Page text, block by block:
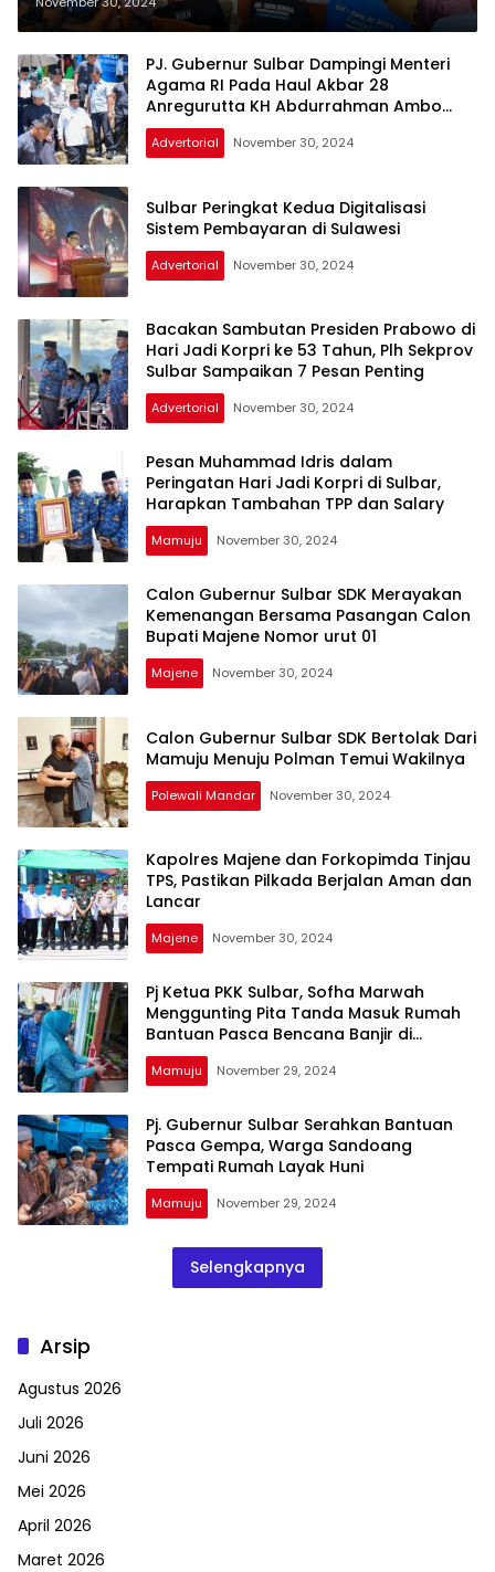
PJ. Gubernur Sulbar Dampingi Menteri
Agama RI Pada Haul Akbar 28
Anregurutta KH Abdurrahman Ambo
Dalle
Advertorial November 30, 2024
Sulbar Peringkat Kedua Digitalisasi
Sistem Pembayaran di Sulawesi
Advertorial November 30, 2024
Bacakan Sambutan Presiden Prabowo di
Hari Jadi Korpri ke 53 Tahun, Plh Sekprov
Sulbar Sampaikan 7 Pesan Penting
Advertorial November 30, 2024
Pesan Muhammad Idris dalam
Peringatan Hari Jadi Korpri di Sulbar,
Harapkan Tambahan TPP dan Salary
Mamuju November 30, 2024
Calon Gubernur Sulbar SDK Merayakan
Kemenangan Bersama Pasangan Calon
Bupati Majene Nomor urut 01
Majene November 30, 2024
Calon Gubernur Sulbar SDK Bertolak Dari
Mamuju Menuju Polman Temui Wakilnya
Polewali Mandar November 30, 2024
Kapolres Majene dan Forkopimda Tinjau
TPS, Pastikan Pilkada Berjalan Aman dan
Lancar
Majene November 30, 2024
Pj Ketua PKK Sulbar, Sofha Marwah
Menggunting Pita Tanda Masuk Rumah
Bantuan Pasca Bencana Banjir di
Sondoang Mamuju
Mamuju November 29, 2024
Pj. Gubernur Sulbar Serahkan Bantuan
Pasca Gempa, Warga Sandoang
Tempati Rumah Layak Huni
Mamuju November 29, 2024
Selengkapnya
Arsip
Agustus 2026
Juli 2026
Juni 2026
Mei 2026
April 2026
Maret 2026